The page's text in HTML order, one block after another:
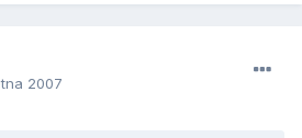
2007